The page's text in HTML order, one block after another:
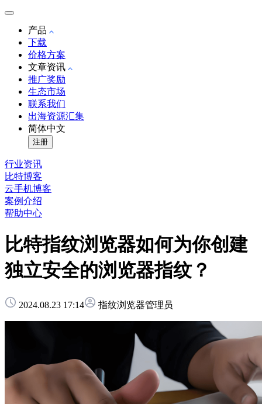
产品
下载
价格方案
文章资讯
推广奖励
生态市场
联系我们
出海资源汇集
简体中文
注册
行业资讯
比特博客
云手机博客
案例介绍
帮助中心
比特指纹浏览器如何为你创建
独立安全的浏览器指纹？
2024.08.23 17:14 指纹浏览器管理员